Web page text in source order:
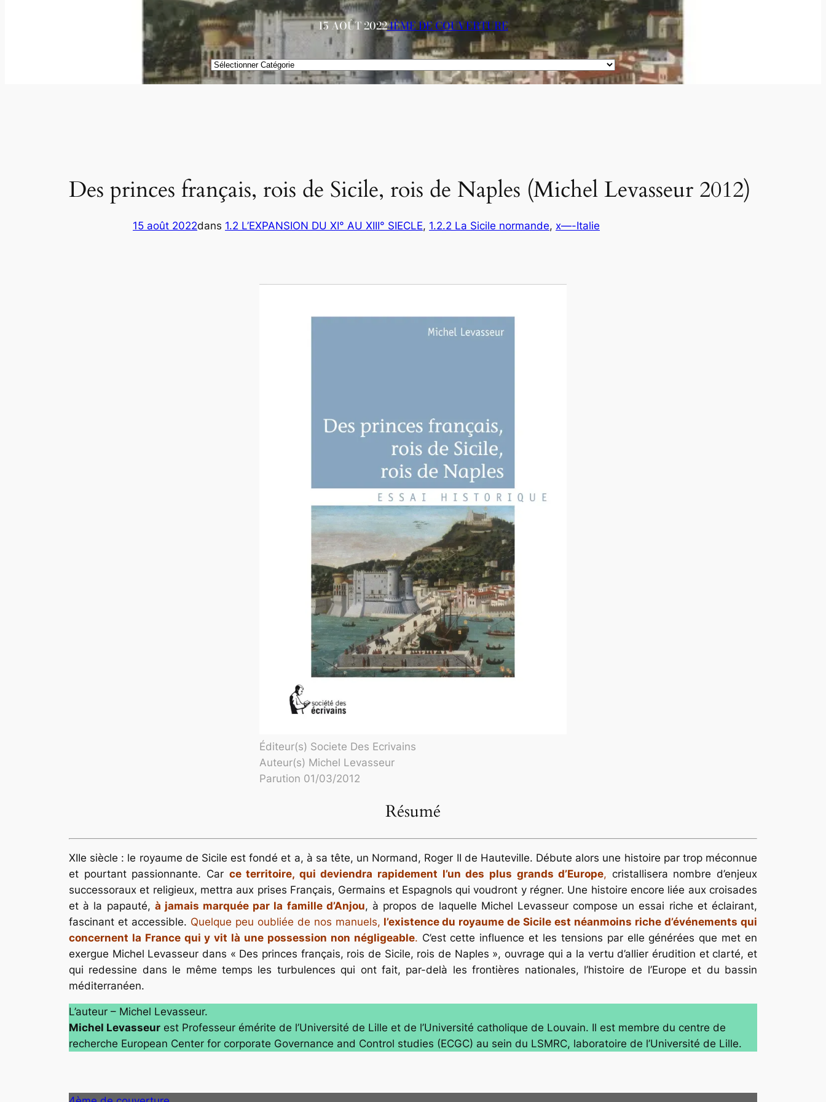
15 AOÛT 20224ÈME DE COUVERTURE
Catégories
Des princes français, rois de Sicile, rois de Naples (Michel Levasseur 2012)
15 août 2022dans 1.2 L’EXPANSION DU XI° AU XIII° SIECLE, 1.2.2 La Sicile normande, x—-Italie
Éditeur(s) Societe Des Ecrivains
Auteur(s) Michel Levasseur
Parution 01/03/2012
Résumé
XIIe siècle : le royaume de Sicile est fondé et a, à sa tête, un Normand, Roger II de Hauteville. Débute alors une histoire par trop méconnue
et pourtant passionnante. Car ce territoire, qui deviendra rapidement l’un des plus grands d’Europe, cristallisera nombre d’enjeux
successoraux et religieux, mettra aux prises Français, Germains et Espagnols qui voudront y régner. Une histoire encore liée aux croisades
et à la papauté, à jamais marquée par la famille d’Anjou, à propos de laquelle Michel Levasseur compose un essai riche et éclairant,
fascinant et accessible. Quelque peu oubliée de nos manuels, l’existence du royaume de Sicile est néanmoins riche d’événements qui
concernent la France qui y vit là une possession non négligeable. C’est cette influence et les tensions par elle générées que met en
exergue Michel Levasseur dans « Des princes français, rois de Sicile, rois de Naples », ouvrage qui a la vertu d’allier érudition et clarté, et
qui redessine dans le même temps les turbulences qui ont fait, par-delà les frontières nationales, l’histoire de l’Europe et du bassin
méditerranéen.
L’auteur – Michel Levasseur.
Michel Levasseur est Professeur émérite de l’Université de Lille et de l’Université catholique de Louvain. Il est membre du centre de
recherche European Center for corporate Governance and Control studies (ECGC) au sein du LSMRC, laboratoire de l’Université de Lille.